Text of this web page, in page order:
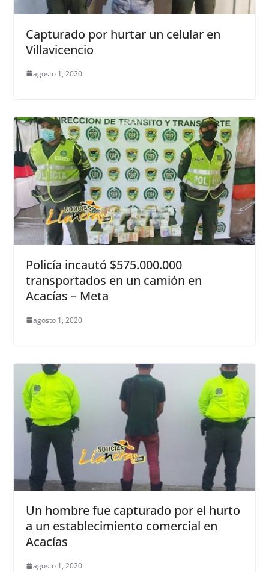
Capturado por hurtar un celular en
Villavicencio
agosto 1, 2020
Policía incautó $575.000.000
transportados en un camión en
Acacías – Meta
agosto 1, 2020
Un hombre fue capturado por el hurto
a un establecimiento comercial en
Acacías
agosto 1, 2020